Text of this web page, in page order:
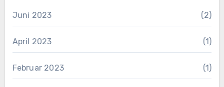
Juni 2023 (2)
April 2023 (1)
Februar 2023 (1)